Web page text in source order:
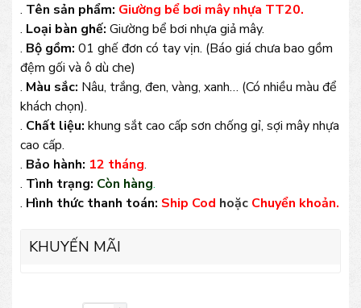
. Tên sản phẩm: Giường bể bơi mây nhựa TT20.
. Loại bàn ghế: Giường bể bơi nhựa giả mây.
. Bộ gồm: 01 ghế đơn có tay vịn. (Báo giá chưa bao gồm
đệm gối và ô dù che)
. Màu sắc: Nâu, trắng, đen, vàng, xanh… (Có nhiều màu để
khách chọn).
. Chất liệu: khung sắt cao cấp sơn chống gỉ, sợi mây nhựa
cao cấp.
. Bảo hành: 12 tháng.
. Tình trạng: Còn hàng.
. Hình thức thanh toán: Ship Cod hoặc Chuyển khoản.
KHUYẾN MÃI